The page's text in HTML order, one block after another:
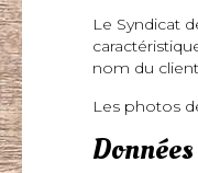
Le Syndicat
nom du
Les photos